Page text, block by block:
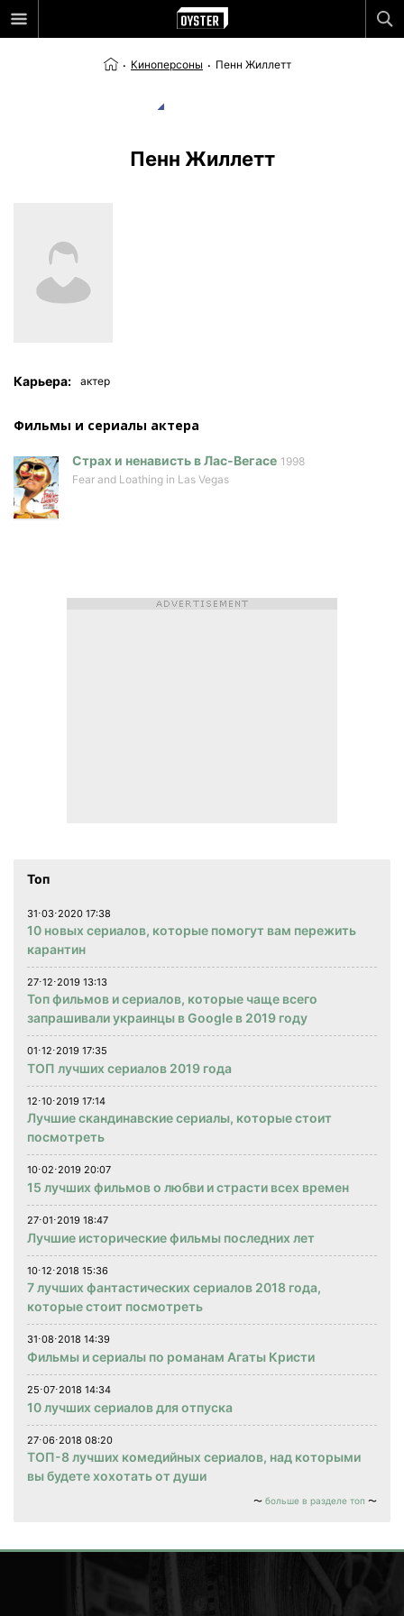
Киноперсоны Пенн Жиллетт
Пенн Жиллетт
Карьера: актер
Фильмы и сериалы актера
Страх и ненависть в Лас-Вегасе 1998
Fear and Loathing in Las Vegas
Топ
31⋅03⋅2020 17:38
10 новых сериалов, которые помогут вам пережить
карантин
27⋅12⋅2019 13:13
Топ фильмов и сериалов, которые чаще всего
запрашивали украинцы в Google в 2019 году
01⋅12⋅2019 17:35
ТОП лучших сериалов 2019 года
12⋅10⋅2019 17:14
Лучшие скандинавские сериалы, которые стоит
посмотреть
10⋅02⋅2019 20:07
15 лучших фильмов о любви и страсти всех времен
27⋅01⋅2019 18:47
Лучшие исторические фильмы последних лет
10⋅12⋅2018 15:36
7 лучших фантастических сериалов 2018 года,
которые стоит посмотреть
31⋅08⋅2018 14:39
Фильмы и сериалы по романам Агаты Кристи
25⋅07⋅2018 14:34
10 лучших сериалов для отпуска
27⋅06⋅2018 08:20
ТОП-8 лучших комедийных сериалов, над которыми
вы будете хохотать от души
больше в разделе топ